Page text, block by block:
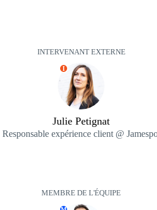
INTERVENANT EXTERNE
I
Julie Petignat
Responsable expérience client @
MEMBRE DE L'ÉQUIPE